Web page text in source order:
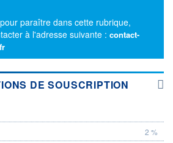
paraître dans cette rubrique,
à l'adresse suivante : contact-
DE SOUSCRIPTION
2 %